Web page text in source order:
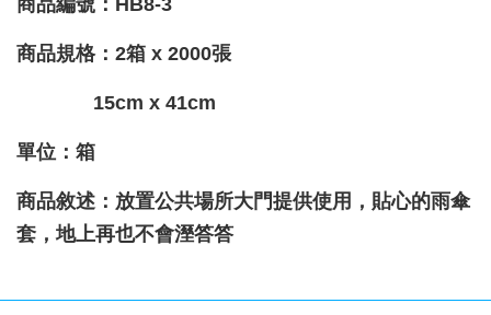
商品編號：HB8-3
商品規格：2箱 x 2000張
15cm x 41cm
單位：箱
商品敘述：放置公共場所大門提供使用，貼心的雨傘
套，地上再也不會溼答答